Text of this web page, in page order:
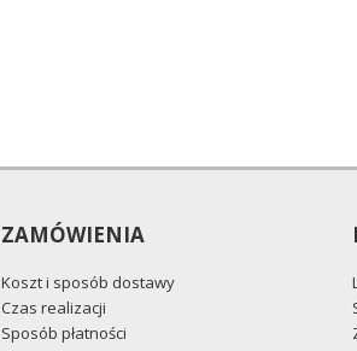
ZAMÓWIENIA
Koszt i sposób dostawy
Czas realizacji
Sposób płatności